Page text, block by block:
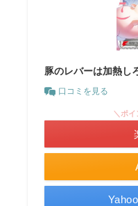
豚のレバーは加熱
口コミを見る
＼ポイ